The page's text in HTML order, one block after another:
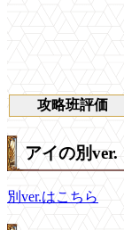
攻略班評価
アイの別ver.
別ver.はこちら